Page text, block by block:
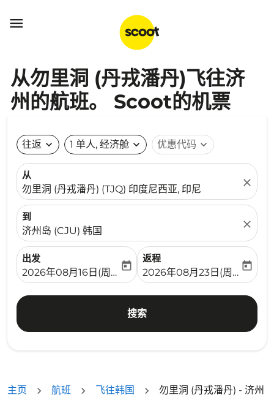

从勿里洞 (丹戎潘丹)飞往济
州的航班。 Scoot的机票
往返 expand_more 1 单人, 经济舱 expand_more 优惠代码 expand_more
从
勿里洞 (丹戎潘丹) (TJQ) 印度尼西亚, 印尼
close
到
济州岛 (CJU) 韩国
close
出发
fc-booking-departure-date-aria-label
2026年08月16日(周日)
today
返程
fc-booking-return-date-
2026年08月23日(周日)
today
搜索
主页 航班 飞往韩国 勿里洞 (丹戎潘丹) - 济州